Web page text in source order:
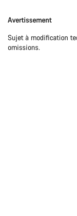
Avertissement
Sujet à modification
omissions.